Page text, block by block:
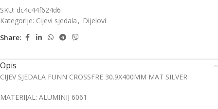
SKU: dc4c44f624d6
Kategorije: Cijevi sjedala , Dijelovi
Share:
Opis
CIJEV SJEDALA FUNN CROSSFRE 30.9X400MM MAT SILVER
MATERIJAL: ALUMINIJ 6061